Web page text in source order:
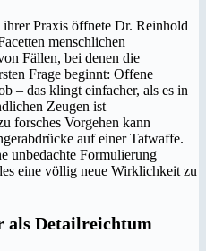
Praxis öffnete Dr. Reinhold
menschlichen
Fällen, bei denen die
Frage beginnt: Offene
– das klingt einfacher, als es in
Zeugen ist
forsches Vorgehen kann
auf einer Tatwaffe.
unbedachte Formulierung
eine völlig neue Wirklichkeit zu
als Detailreichtum